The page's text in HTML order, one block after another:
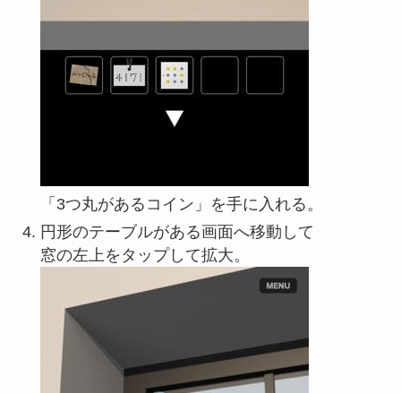
「3つ丸があるコイン」を手に入れる。
円形のテーブルがある画面へ移動して
窓の左上をタップして拡大。